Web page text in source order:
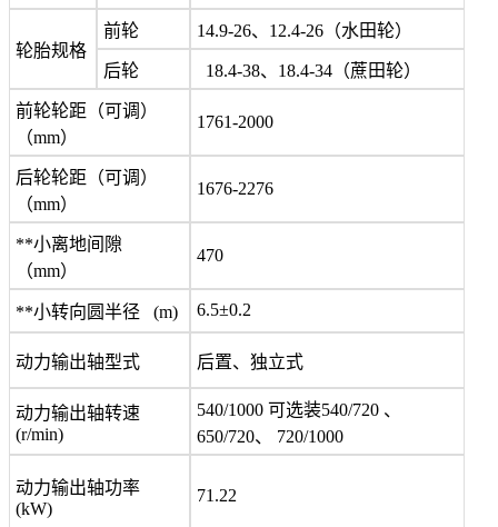
轮胎规格
前轮 14.9-26、12.4-26（水田轮）
后轮 18.4-38、18.4-34（蔗田轮）
前轮轮距（可调）
（mm）
1761-2000
后轮轮距（可调）
（mm）
1676-2276
**小离地间隙
（mm）
470
**小转向圆半径 (m) 6.5±0.2
动力输出轴型式 后置、独立式
动力输出轴转速
(r/min)
540/1000 可选装540/720 、
650/720、 720/1000
动力输出轴功率
(kW)
71.22